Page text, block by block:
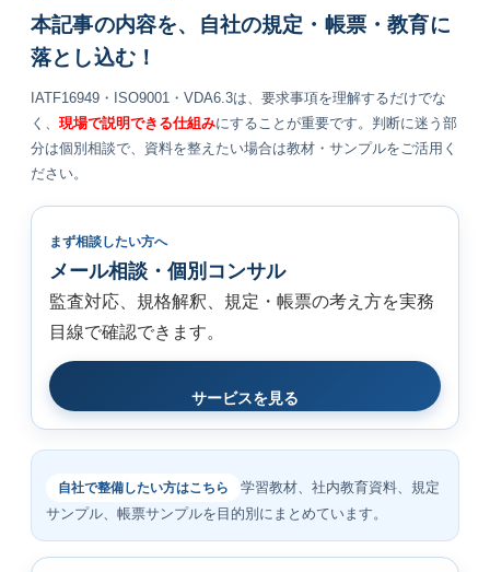
本記事の内容を、自社の規定・帳票・教育に
落とし込む！
IATF16949・ISO9001・VDA6.3は、要求事項を理解するだけでな
く、 現場で説明できる仕組みにすることが重要です。判断に迷う部
分は個別相談で、資料を整えたい場合は教材・サンプルをご活用く
ださい。
まず相談したい方へ
メール相談・個別コンサル
監査対応、規格解釈、規定・帳票の考え方を実務
目線で確認できます。
サービスを見る
自社で整備したい方はこちら
学習教材、社内教育資料、規定
サンプル、帳票サンプルを目的別にまとめています。